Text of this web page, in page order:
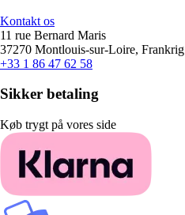
Kontakt os
11 rue Bernard Maris
37270 Montlouis-sur-Loire, Frankrig
+33 1 86 47 62 58
Sikker betaling
Køb trygt på vores side